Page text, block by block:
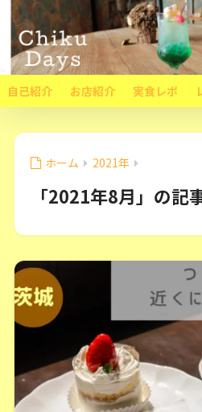
自己紹介 お店紹介 実食レポ
ホーム 2021年
「2021年8月」の記